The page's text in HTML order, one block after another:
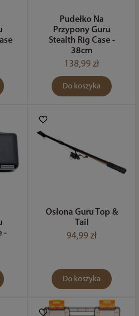
Pudełko Na
Przypony Guru
Stealth Rig Case -
38cm
138,99 zł
Do koszyka
-
Osłona Guru Top &
Tail
94,99 zł
Do koszyka